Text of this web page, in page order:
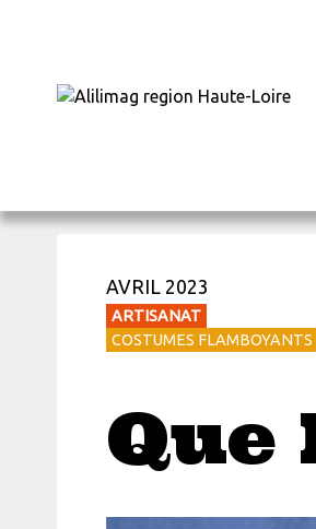
AVRIL 2023
ARTISANAT
COSTUMES FLAMBOYANTS
Que